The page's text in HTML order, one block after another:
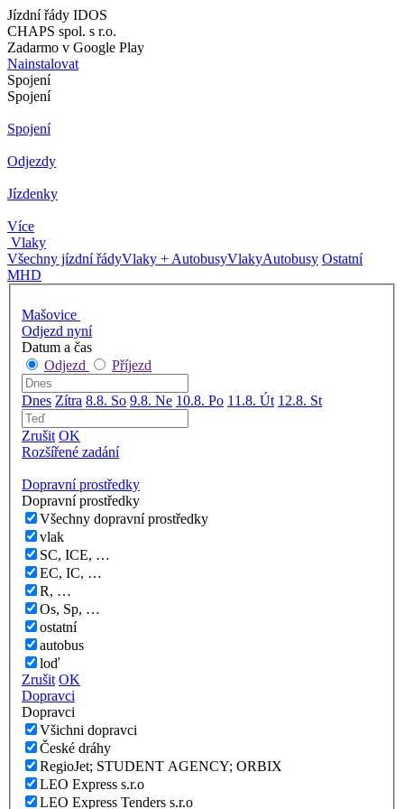
Jízdní řády IDOS
CHAPS spol. s r.o.
Zadarmo v Google Play
Nainstalovat
Spojení
Spojení
Spojení
Odjezdy
Jízdenky
Více
Vlaky
Všechny jízdní řádyVlaky + AutobusyVlakyAutobusy Ostatní
MHD
Mašovice
Odjezd nyní
Datum a čas
Odjezd
Příjezd
Dnes Zítra 8.8. So 9.8. Ne 10.8. Po 11.8. Út 12.8. St
Zrušit OK
Rozšířené zadání
Dopravní prostředky
Dopravní prostředky
Všechny dopravní prostředky
vlak
SC, ICE, …
EC, IC, …
R, …
Os, Sp, …
ostatní
autobus
loď
Zrušit OK
Dopravci
Dopravci
Všichni dopravci
České dráhy
RegioJet; STUDENT AGENCY; ORBIX
LEO Express s.r.o
LEO Express Tenders s.r.o